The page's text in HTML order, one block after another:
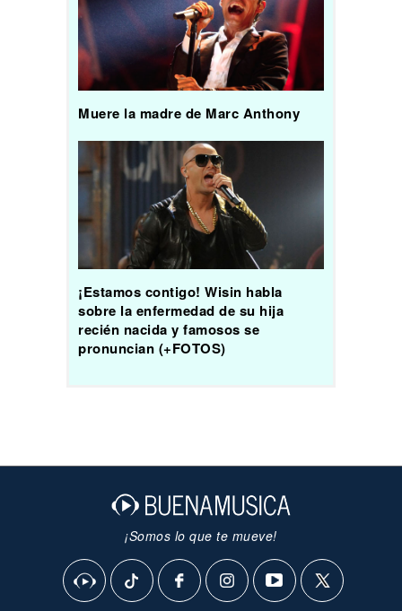
Muere la madre de Marc Anthony
¡Estamos contigo! Wisin habla
sobre la enfermedad de su hija
recién nacida y famosos se
pronuncian (+FOTOS)
¡Somos lo que te mueve!